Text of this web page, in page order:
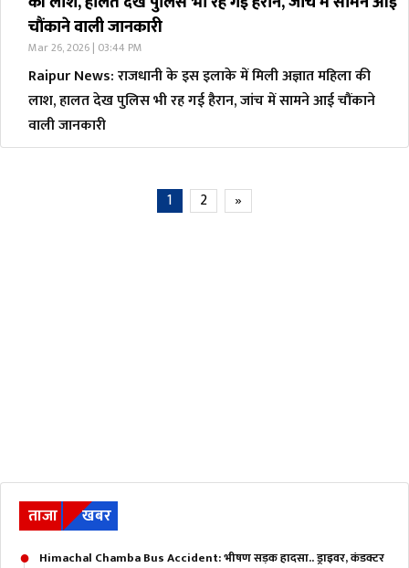
चौंकाने वाली जानकारी
Mar 26, 2026 | 03:44 PM
Raipur News: राजधानी के इस इलाके में मिली अज्ञात महिला की
लाश, हालत देख पुलिस भी रह गई हैरान, जांच में सामने आई चौंकाने
वाली जानकारी
1 2 »
ताजा खबर
Himachal Chamba Bus Accident: भीषण सड़क हादसा.. ड्राइवर, कंडक्टर